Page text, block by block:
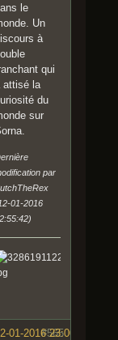
le
Un
à
qui
attisé la
du
sur
par
01-2016
#565
01-2016 23:00:40